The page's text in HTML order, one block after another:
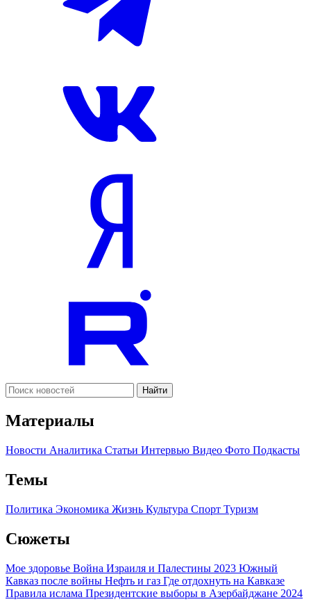
Найти
Материалы
Новости Аналитика Статьи Интервью Видео Фото Подкасты
Темы
Политика Экономика Жизнь Культура Спорт Туризм
Сюжеты
Мое здоровье Война Израиля и Палестины 2023 Южный
Кавказ после войны Нефть и газ Где отдохнуть на Кавказе
Правила ислама Президентские выборы в Азербайджане 2024